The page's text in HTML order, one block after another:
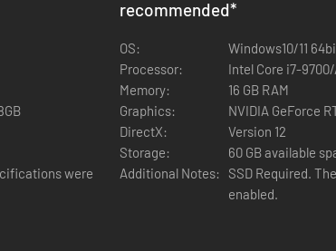
were
recommended*
OS:
Windows10/11
Processor:
Intel Core i7-
Memory:
16 GB RAM
Graphics:
NVIDIA GeForce
DirectX:
Version 12
Storage:
60 GB available
Additional Notes:
SSD Required.
enabled.